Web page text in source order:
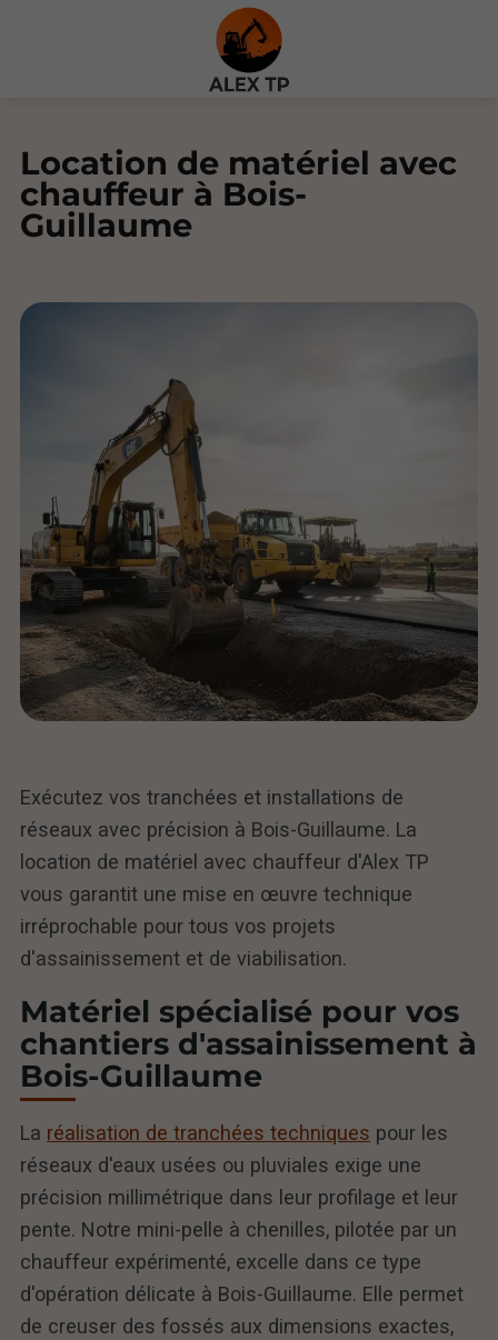
Location de matériel avec
chauffeur à Bois-
Guillaume
Exécutez vos tranchées et installations de
réseaux avec précision à Bois-Guillaume. La
location de matériel avec chauffeur d'Alex TP
vous garantit une mise en œuvre technique
irréprochable pour tous vos projets
d'assainissement et de viabilisation.
Matériel spécialisé pour vos
chantiers d'assainissement à
Bois-Guillaume
La réalisation de tranchées techniques pour les
réseaux d'eaux usées ou pluviales exige une
précision millimétrique dans leur profilage et leur
pente. Notre mini-pelle à chenilles, pilotée par un
chauffeur expérimenté, excelle dans ce type
d'opération délicate à Bois-Guillaume. Elle permet
de creuser des fossés aux dimensions exactes,